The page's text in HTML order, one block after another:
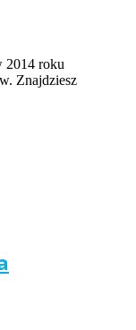
2014 roku
Znajdziesz